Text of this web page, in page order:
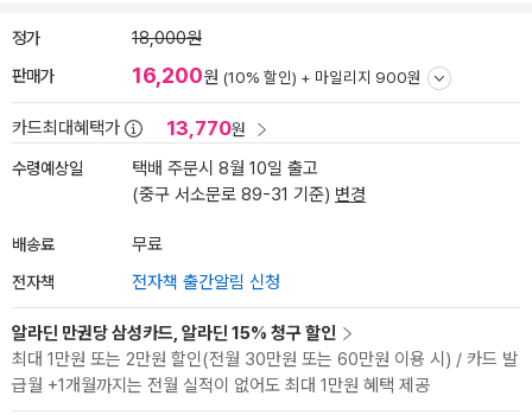
정가 18,000원
판매가 16,200원 (10% 할인) + 마일리지 900원
카드최대혜택가 13,770원
수령예상일
택배 주문시 8월 10일 출고
(중구 서소문로 89-31 기준) 변경
배송료 무료
전자책 전자책 출간알림 신청
알라딘 만권당 삼성카드, 알라딘 15% 청구 할인
최대 1만원 또는 2만원 할인(전월 30만원 또는 60만원 이용 시) / 카드 발
급월 +1개월까지는 전월 실적이 없어도 최대 1만원 혜택 제공